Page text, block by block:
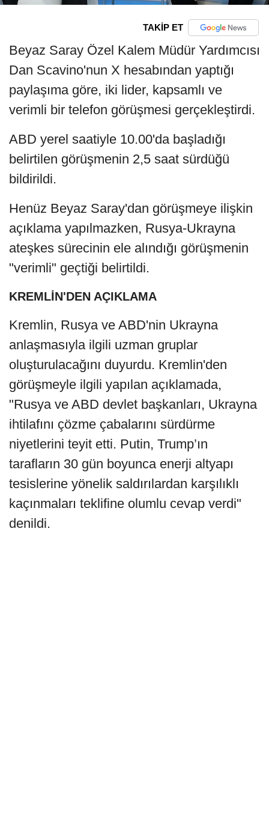
TAKİP ET
Beyaz Saray Özel Kalem Müdür Yardımcısı
Dan Scavino'nun X hesabından yaptığı
paylaşıma göre, iki lider, kapsamlı ve
verimli bir telefon görüşmesi gerçekleştirdi.
ABD yerel saatiyle 10.00'da başladığı
belirtilen görüşmenin 2,5 saat sürdüğü
bildirildi.
Henüz Beyaz Saray'dan görüşmeye ilişkin
açıklama yapılmazken, Rusya-Ukrayna
ateşkes sürecinin ele alındığı görüşmenin
"verimli" geçtiği belirtildi.
KREMLİN'DEN AÇIKLAMA
Kremlin, Rusya ve ABD'nin Ukrayna
anlaşmasıyla ilgili uzman gruplar
oluşturulacağını duyurdu. Kremlin'den
görüşmeyle ilgili yapılan açıklamada,
"Rusya ve ABD devlet başkanları, Ukrayna
ihtilafını çözme çabalarını sürdürme
niyetlerini teyit etti. Putin, Trump’ın
tarafların 30 gün boyunca enerji altyapı
tesislerine yönelik saldırılardan karşılıklı
kaçınmaları teklifine olumlu cevap verdi"
denildi.